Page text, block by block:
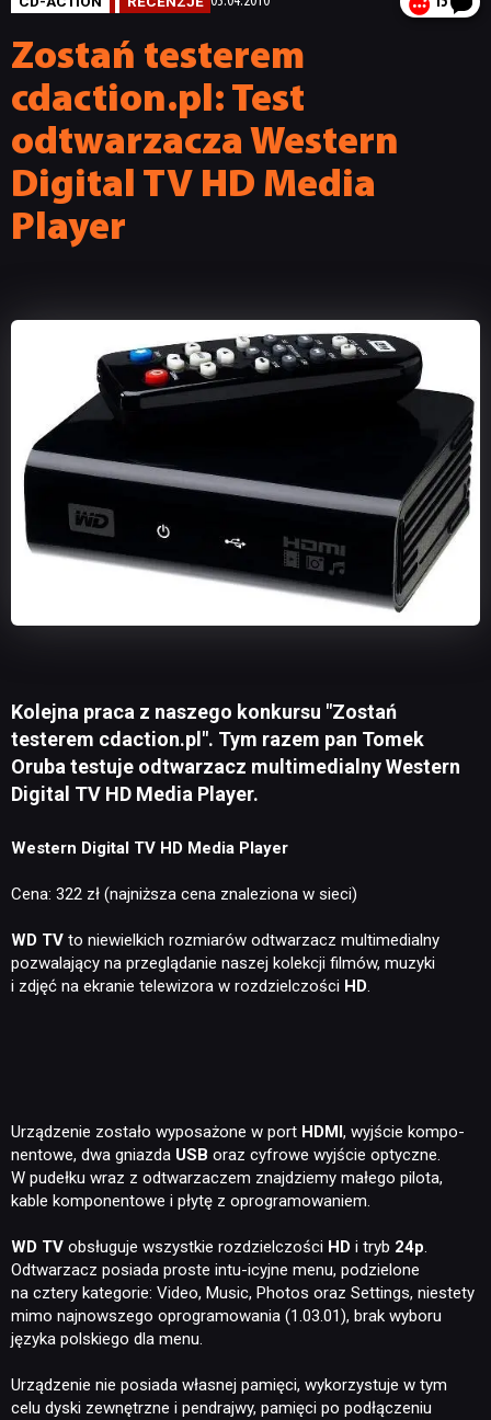
Zostań testerem
cdaction.pl: Test
odtwarzacza Western
Digital TV HD Media
Player
Kolejna praca z naszego konkursu "Zostań
testerem cdaction.pl". Tym razem pan Tomek
Oruba testuje odtwarzacz multimedialny Western
Digital TV HD Media Player.
Western Digital TV HD Media Player
Cena: 322 zł (najniższa cena znaleziona w sieci)
WD TV to niewielkich rozmiarów odtwarzacz multimedialny
pozwalający na przeglądanie naszej kolekcji filmów, muzyki
i zdjęć na ekranie telewizora w rozdzielczości HD.
Urządzenie zostało wyposażone w port HDMI, wyjście kompo-
nentowe, dwa gniazda USB oraz cyfrowe wyjście optyczne.
W pudełku wraz z odtwarzaczem znajdziemy małego pilota,
kable komponentowe i płytę z oprogramowaniem.
WD TV obsługuje wszystkie rozdzielczości HD i tryb 24p.
Odtwarzacz posiada proste intu-icyjne menu, podzielone
na cztery kategorie: Video, Music, Photos oraz Settings, niestety
mimo najnowszego oprogramowania (1.03.01), brak wyboru
języka polskiego dla menu.
Urządzenie nie posiada własnej pamięci, wykorzystuje w tym
celu dyski zewnętrzne i pendrajwy, pamięci po podłączeniu